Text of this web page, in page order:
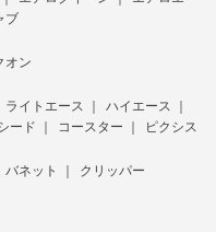
ブ
オン
ライトエース
ハイエース
ード コースター
ピクシス
バネット
クリッパー